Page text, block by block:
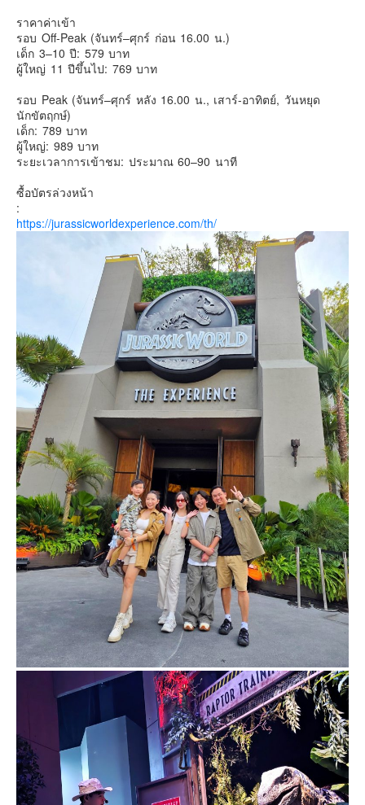
เอเชีย
สิงคโปร์
มาเลเชีย
เวียดนาม
ฮ่องกง
มาเก๊า
ไต้หวัน
ฟิลิปปินส์
ออสเตรเลีย
นิวซีแลนด์
อเมริกา
ร้านอร่อย
บทความครอบครัว
Beauty Review
รีวิวสายการบิน
Products & Applications
Events & PR News
About Us
Contact & Support Us
ราคาค่าเข้า
รอบ Off-Peak (จันทร์–ศุกร์ ก่อน 16.00 น.)
เด็ก 3–10 ปี: 579 บาท
ผู้ใหญ่ 11 ปีขึ้นไป: 769 บาท
รอบ Peak (จันทร์–ศุกร์ หลัง 16.00 น., เสาร์-อาทิตย์, วันหยุด
นักขัตฤกษ์)
เด็ก: 789 บาท
ผู้ใหญ่: 989 บาท
ระยะเวลาการเข้าชม: ประมาณ 60–90 นาที
ซื้อบัตรล่วงหน้า
:
https://jurassicworldexperience.com/th/